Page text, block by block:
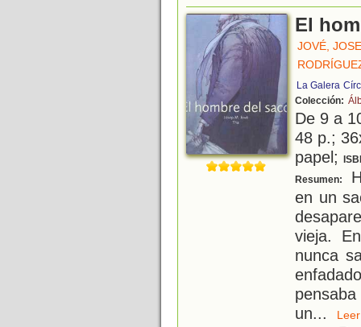
El
JOVÉ,
La Galera
Colección:
De 9 a
48 p.;
papel;
Resumen:
en un
vieja.
nunca
un...